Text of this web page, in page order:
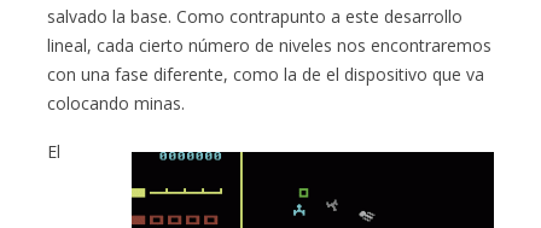
salvado la base. Como contrapunto a este desarrollo
lineal, cada cierto número de niveles nos encontraremos
con una fase diferente, como la de el dispositivo que va
colocando minas.
El